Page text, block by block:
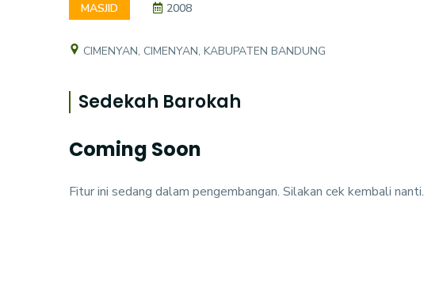
MASJID 2008
CIMENYAN, CIMENYAN, KABUPATEN BANDUNG
Sedekah Barokah
Coming Soon
Fitur ini sedang dalam pengembangan. Silakan cek kembali nanti.